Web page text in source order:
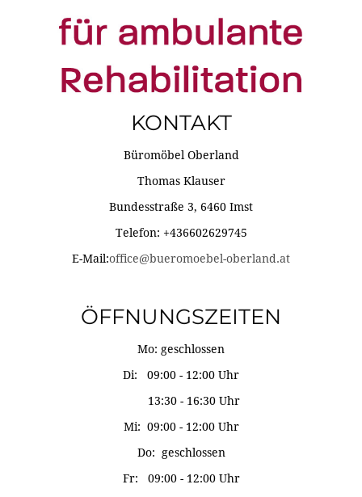
KONTAKT
Büromöbel Oberland
Thomas Klauser
Bundesstraße 3, 6460 Imst
Telefon: +436602629745
E-Mail:office@bueromoebel-oberland.at
ÖFFNUNGSZEITEN
Mo: geschlossen
Di: 09:00 - 12:00 Uhr
13:30 - 16:30 Uhr
Mi: 09:00 - 12:00 Uhr
Do: geschlossen
Fr: 09:00 - 12:00 Uhr